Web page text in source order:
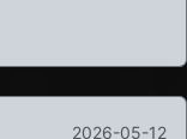
2026-05-12